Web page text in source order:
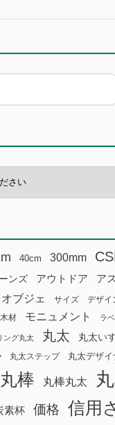
40cm 300mm
ンズ アウトドア ア
オブジェ サイズ デザイ
材 モニュメント ラ
ング丸太 丸太 丸太い
丸太ステップ 丸太デザイ
丸棒 丸棒丸太
素杯 価格
信用